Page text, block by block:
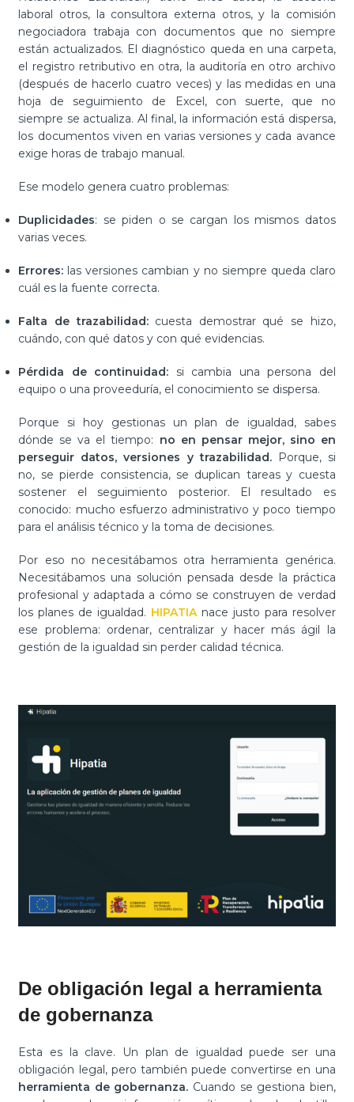
laboral otros, la consultora externa otros, y la comisión
negociadora trabaja con documentos que no siempre
están actualizados. El diagnóstico queda en una carpeta,
el registro retributivo en otra, la auditoría en otro archivo
(después de hacerlo cuatro veces) y las medidas en una
hoja de seguimiento de Excel, con suerte, que no
siempre se actualiza. Al final, la información está dispersa,
los documentos viven en varias versiones y cada avance
exige horas de trabajo manual.
Ese modelo genera cuatro problemas:
Duplicidades: se piden o se cargan los mismos datos
varias veces.
Errores: las versiones cambian y no siempre queda claro
cuál es la fuente correcta.
Falta de trazabilidad:cuesta demostrar qué se hizo,
cuándo, con qué datos y con qué evidencias.
Pérdida de continuidad: si cambia una persona del
equipo o una proveeduría, el conocimiento se dispersa.
Porque si hoy gestionas un plan de igualdad, sabes
dónde se va el tiempo: no en pensar mejor, sino en
perseguir datos, versiones y trazabilidad. Porque, si
no, se pierde consistencia, se duplican tareas y cuesta
sostener el seguimiento posterior. El resultado es
conocido: mucho esfuerzo administrativo y poco tiempo
para el análisis técnico y la toma de decisiones.
Por eso no necesitábamos otra herramienta genérica.
Necesitábamos una solución pensada desde la práctica
profesional y adaptada a cómo se construyen de verdad
los planes de igualdad. HIPATIAnace justo para resolver
ese problema: ordenar, centralizar y hacer más ágil la
gestión de la igualdad sin perder calidad técnica.
De obligación legal a herramienta
de gobernanza
Esta es la clave. Un plan de igualdad puede ser una
obligación legal, pero también puede convertirse en una
herramienta de gobernanza. Cuando se gestiona bien,